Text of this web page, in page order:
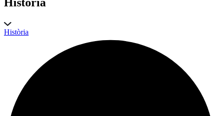
Història
Història